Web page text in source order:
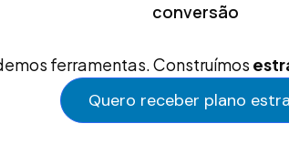
conversão
ferramentas. Construímos
Quero receber plano